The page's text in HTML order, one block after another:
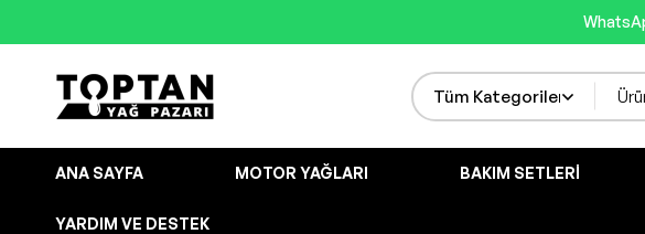
ANA SAYFA MOTOR YAĞLARI BAKIM SETLERI
YARDIM VE DESTEK